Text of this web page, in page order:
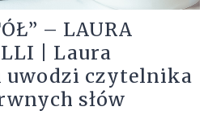
– LAURA
| Laura
czytelnika
słów